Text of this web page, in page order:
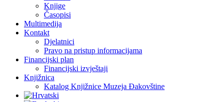
Knjige
Časopisi
Multimedija
Kontakt
Djelatnici
Pravo na pristup informacijama
Financijski plan
Financijski izvještaji
Knjižnica
Katalog Knjižnice Muzeja Đakovštine